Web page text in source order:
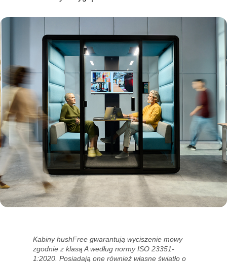
Kabiny hushFree gwarantują wyciszenie mowy
zgodnie z klasą A według normy ISO 23351-
1:2020. Posiadają one również własne światło o